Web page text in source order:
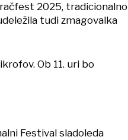
2025, tradicionalno
tudi zmagovalka
Ob 11. uri bo
Festival sladoleda